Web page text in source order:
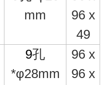
mm
96 x
49
9孔
*φ28mm
96 x
96 x